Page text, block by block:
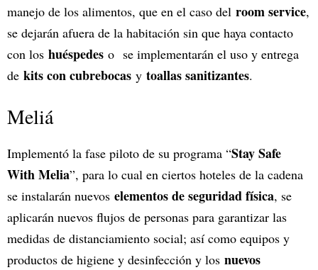
manejo de los alimentos, que en el caso del room service,
se dejarán afuera de la habitación sin que haya contacto
con los huéspedes o se implementarán el uso y entrega
de kits con cubrebocas y toallas sanitizantes.
Meliá
Implementó la fase piloto de su programa “Stay Safe
With Melia”, para lo cual en ciertos hoteles de la cadena
se instalarán nuevos elementos de seguridad física, se
aplicarán nuevos flujos de personas para garantizar las
medidas de distanciamiento social; así como equipos y
productos de higiene y desinfección y los nuevos